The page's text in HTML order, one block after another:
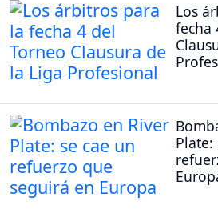
Los
fecha
Plate: